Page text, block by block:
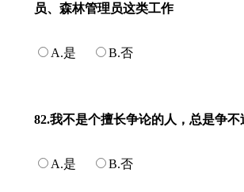
员、森林管理员这类工作
A.是 B.否
82.我不是个擅长争论的人，总是争不
A.是 B.否